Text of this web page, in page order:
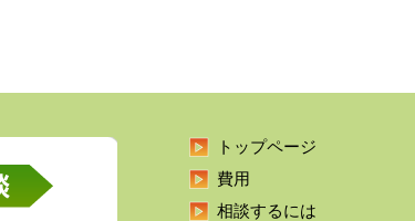
トップページ
費用
相談するには